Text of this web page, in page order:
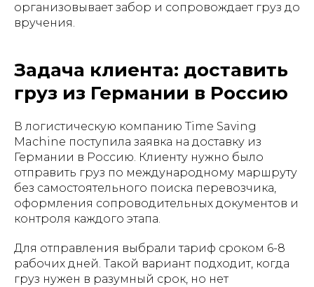
организовывает забор и сопровождает груз до
вручения.
Задача клиента: доставить
груз из Германии в Россию
В логистическую компанию Time Saving
Machine поступила заявка на доставку из
Германии в Россию. Клиенту нужно было
отправить груз по международному маршруту
без самостоятельного поиска перевозчика,
оформления сопроводительных документов и
контроля каждого этапа.
Для отправления выбрали тариф сроком 6-8
рабочих дней. Такой вариант подходит, когда
груз нужен в разумный срок, но нет